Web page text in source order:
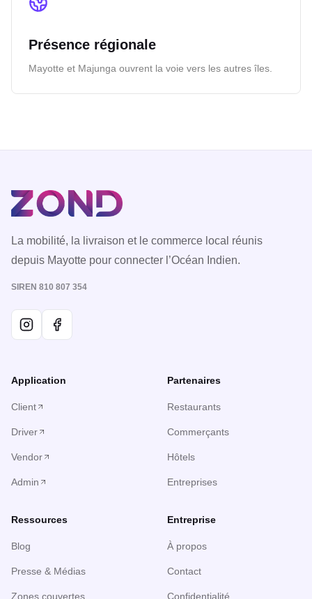
Présence régionale
Mayotte et Majunga ouvrent la voie vers les autres îles.
La mobilité, la livraison et le commerce local réunis
depuis Mayotte pour connecter l’Océan Indien.
SIREN 810 807 354
Application
Client
Driver
Vendor
Admin
Partenaires
Restaurants
Commerçants
Hôtels
Entreprises
Ressources
Blog
Presse & Médias
Zones couvertes
Entreprise
À propos
Contact
Confidentialité